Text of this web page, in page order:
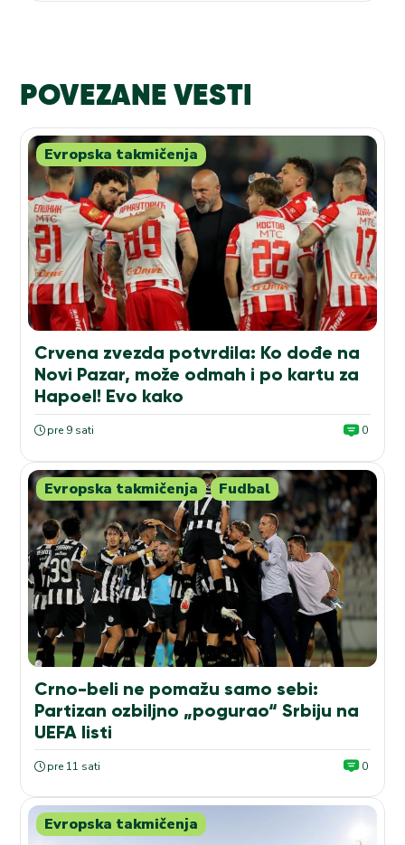
POVEZANE VESTI
Evropska takmičenja
Crvena zvezda potvrdila: Ko dođe na
Novi Pazar, može odmah i po kartu za
Hapoel! Evo kako
pre 9 sati 0
Evropska takmičenja Fudbal
Crno-beli ne pomažu samo sebi:
Partizan ozbiljno „pogurao“ Srbiju na
UEFA listi
pre 11 sati 0
Evropska takmičenja